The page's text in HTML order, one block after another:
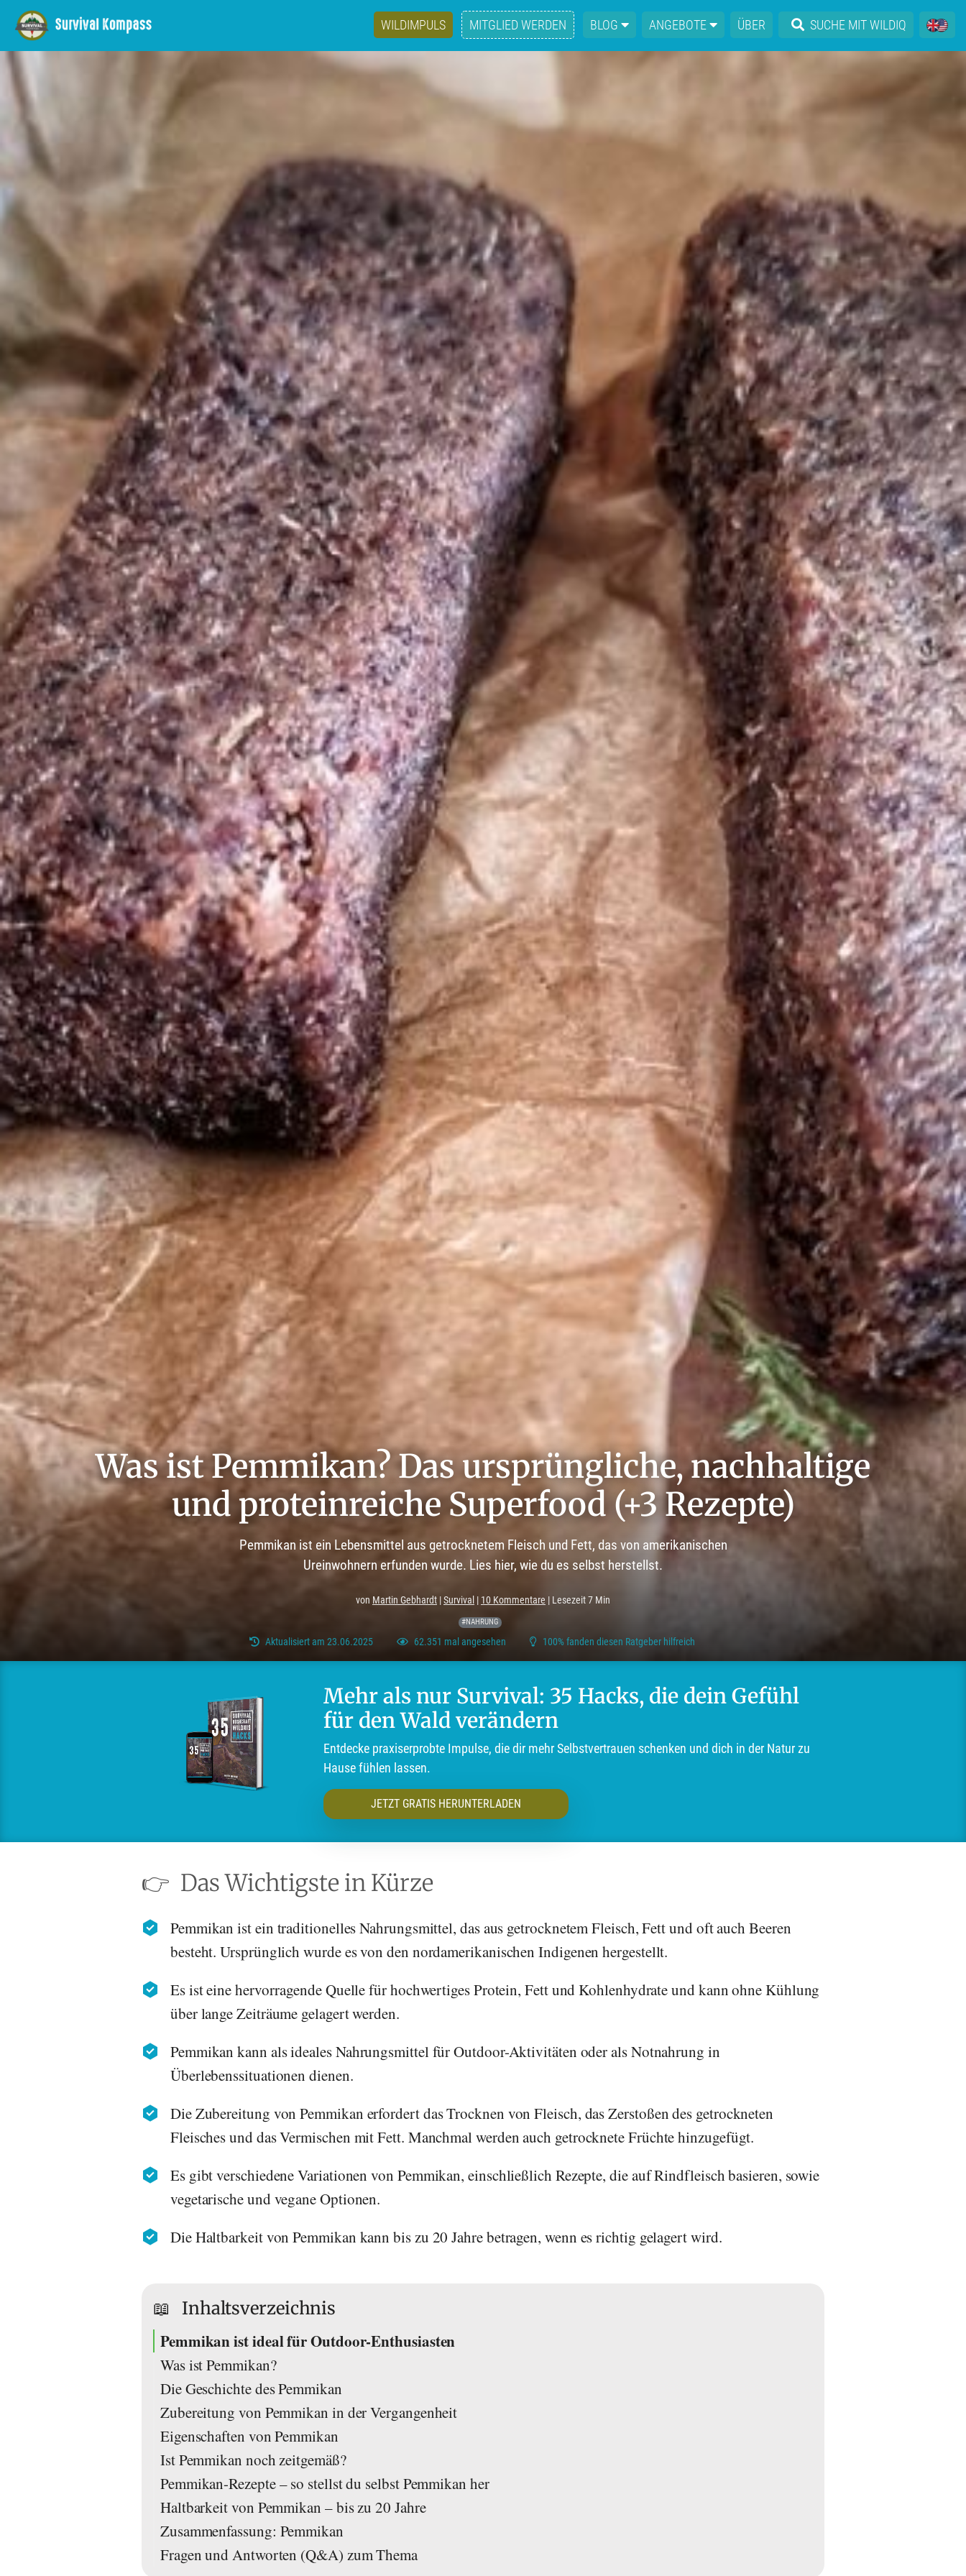
WILDIMPULS MITGLIED WERDEN BLOG ANGEBOTE ÜBER SUCHE MIT WILDIQ
Was ist Pemmikan? Das ursprüngliche, nachhaltige
und proteinreiche Superfood (+3 Rezepte)
Pemmikan ist ein Lebensmittel aus getrocknetem Fleisch und Fett, das von amerikanischen
Ureinwohnern erfunden wurde. Lies hier, wie du es selbst herstellst.
von Martin Gebhardt |Survival | 10 Kommentare | Lesezeit 7 Min
#NAHRUNG
Aktualisiert am 23.06.2025 62.351 mal angesehen 100% fanden diesen Ratgeber hilfreich
Mehr als nur Survival: 35 Hacks, die dein Gefühl
für den Wald verändern
Entdecke praxiserprobte Impulse, die dir mehr Selbstvertrauen schenken und dich in der Natur zu
Hause fühlen lassen.
JETZT GRATIS HERUNTERLADEN
👉 Das Wichtigste in Kürze
Pemmikan ist ein traditionelles Nahrungsmittel, das aus getrocknetem Fleisch, Fett und oft auch Beeren
besteht. Ursprünglich wurde es von den nordamerikanischen Indigenen hergestellt.
Es ist eine hervorragende Quelle für hochwertiges Protein, Fett und Kohlenhydrate und kann ohne Kühlung
über lange Zeiträume gelagert werden.
Pemmikan kann als ideales Nahrungsmittel für Outdoor-Aktivitäten oder als Notnahrung in
Überlebenssituationen dienen.
Die Zubereitung von Pemmikan erfordert das Trocknen von Fleisch, das Zerstoßen des getrockneten
Fleisches und das Vermischen mit Fett. Manchmal werden auch getrocknete Früchte hinzugefügt.
Es gibt verschiedene Variationen von Pemmikan, einschließlich Rezepte, die auf Rindfleisch basieren, sowie
vegetarische und vegane Optionen.
Die Haltbarkeit von Pemmikan kann bis zu 20 Jahre betragen, wenn es richtig gelagert wird.
📖 Inhaltsverzeichnis
Pemmikan ist ideal für Outdoor-Enthusiasten
Was ist Pemmikan?
Die Geschichte des Pemmikan
Zubereitung von Pemmikan in der Vergangenheit
Eigenschaften von Pemmikan
Ist Pemmikan noch zeitgemäß?
Pemmikan-Rezepte – so stellst du selbst Pemmikan her
Haltbarkeit von Pemmikan – bis zu 20 Jahre
Zusammenfassung: Pemmikan
Fragen und Antworten (Q&A) zum Thema